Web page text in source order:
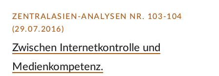
ZENTRALASIEN-ANALYSEN NR. 103-104
(29.07.2016)
Zwischen Internetkontrolle und
Medienkompetenz.